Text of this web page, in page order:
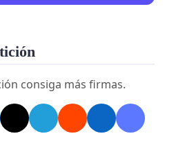
consiga más firmas.